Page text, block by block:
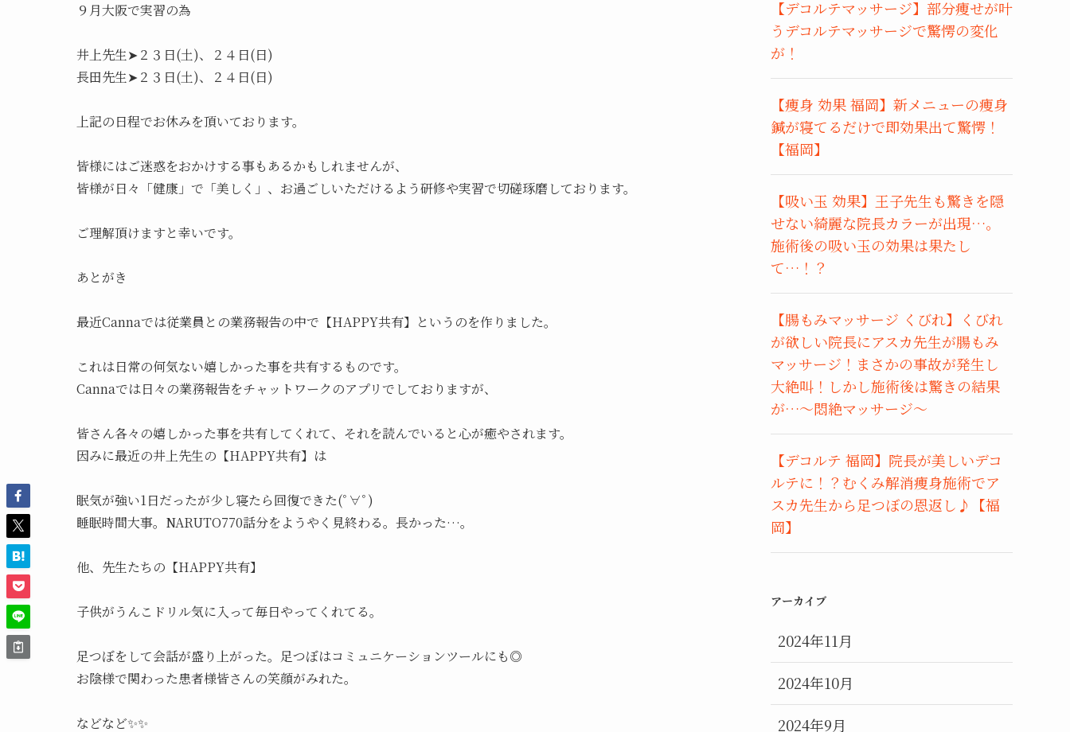
９月大阪で実習の為
井上先生➤２３日(土)、２４日(日)
長田先生➤２３日(土)、２４日(日)
上記の日程でお休みを頂いております。
皆様にはご迷惑をおかけする事もあるかもしれませんが、
皆様が日々「健康」で「美しく」、お過ごしいただけるよう研修や実習で切磋琢磨しております。
ご理解頂けますと幸いです。
あとがき
最近Cannaでは従業員との業務報告の中で【HAPPY共有】というのを作りました。
これは日常の何気ない嬉しかった事を共有するものです。
Cannaでは日々の業務報告をチャットワークのアプリでしておりますが、
皆さん各々の嬉しかった事を共有してくれて、それを読んでいると心が癒やされます。
因みに最近の井上先生の【HAPPY共有】は
眠気が強い1日だったが少し寝たら回復できた(ﾟ∀ﾟ)
睡眠時間大事。NARUTO770話分をようやく見終わる。長かった…。
他、先生たちの【HAPPY共有】
子供がうんこドリル気に入って毎日やってくれてる。
足つぼをして会話が盛り上がった。足つぼはコミュニケーションツールにも◎
お陰様で関わった患者様皆さんの笑顔がみれた。
などなど✨✨
【デコルテマッサージ】部分痩せが叶
うデコルテマッサージで驚愕の変化
が！
【痩身 効果 福岡】新メニューの痩身
鍼が寝てるだけで即効果出て驚愕！
【福岡】
【吸い玉 効果】王子先生も驚きを隠
せない綺麗な院長カラーが出現…。
施術後の吸い玉の効果は果たし
て…！？
【腸もみマッサージ くびれ】くびれ
が欲しい院長にアスカ先生が腸もみ
マッサージ！まさかの事故が発生し
大絶叫！しかし施術後は驚きの結果
が…〜悶絶マッサージ〜
【デコルテ 福岡】院長が美しいデコ
ルテに！？むくみ解消痩身施術でア
スカ先生から足つぼの恩返し♪【福
岡】
アーカイブ
2024年11月
2024年10月
2024年9月